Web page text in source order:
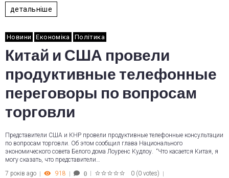
детальніше
Новини Економіка Політика
Китай и США провели
продуктивные телефонные
переговоры по вопросам
торговли
Представители США и КНР провели продуктивные телефонные консультации
по вопросам торговли. Об этом сообщил глава Национального
экономического совета Белого дома Лоуренс Кудлоу. “Что касается Китая, я
могу сказать, что представители…
7 років ago
918 0 0 (0 votes)